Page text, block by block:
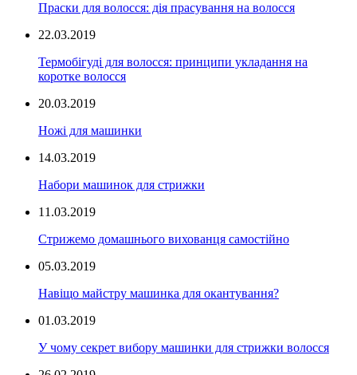
Праски для волосся: дія прасування на волосся
22.03.2019
Термобігуді для волосся: принципи укладання на
коротке волосся
20.03.2019
Ножі для машинки
14.03.2019
Набори машинок для стрижки
11.03.2019
Стрижемо домашнього вихованця самостійно
05.03.2019
Навіщо майстру машинка для окантування?
01.03.2019
У чому секрет вибору машинки для стрижки волосся